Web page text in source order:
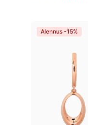
Alennus -15%